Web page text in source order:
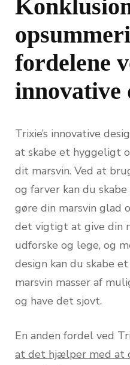
fordelene
innovative
Trixie’s innovative
at skabe et hyggeligt
dit marsvin. Ved at
og farver kan du
gøre din marsvin glad
det vigtigt at give din
udforske og lege, og
design kan du skabe
marsvin masser af
og have det sjovt.
En anden fordel ved
at det hjælper med at